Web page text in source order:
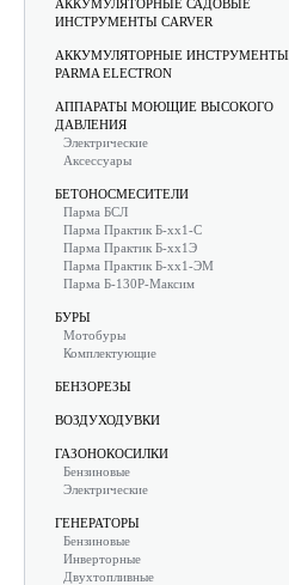
АККУМУЛЯТОРНЫЕ САДОВЫЕ
ИНСТРУМЕНТЫ CARVER
АККУМУЛЯТОРНЫЕ ИНСТРУМЕНТЫ
PARMA ELECTRON
АППАРАТЫ МОЮЩИЕ ВЫСОКОГО
ДАВЛЕНИЯ
Электрические
Аксессуары
БЕТОНОСМЕСИТЕЛИ
Парма БСЛ
Парма Практик Б-хх1-С
Парма Практик Б-хх1Э
Парма Практик Б-хх1-ЭМ
Парма Б-130Р-Максим
БУРЫ
Мотобуры
Комплектующие
БЕНЗОРЕЗЫ
ВОЗДУХОДУВКИ
ГАЗОНОКОСИЛКИ
Бензиновые
Электрические
ГЕНЕРАТОРЫ
Бензиновые
Инверторные
Двухтопливные